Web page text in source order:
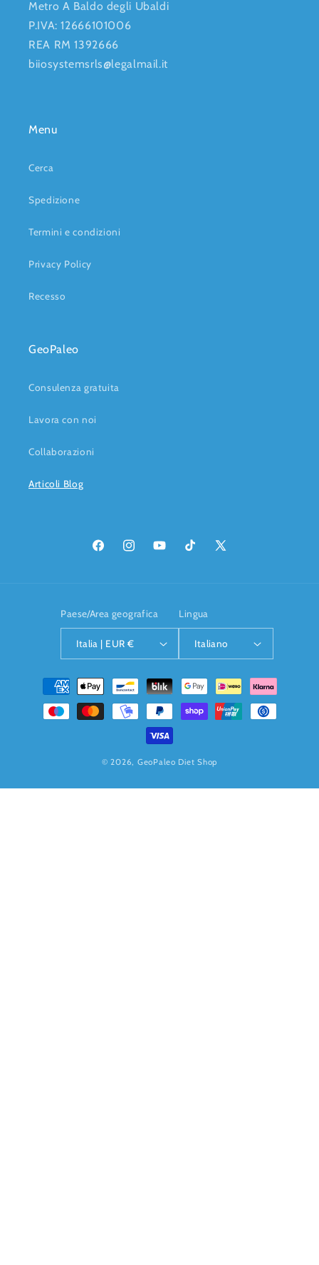
Metro A Baldo degli Ubaldi
P.IVA: 12666101006
REA RM 1392666
biiosystemsrls@legalmail.it
Menu
Cerca
Spedizione
Termini e condizioni
Privacy Policy
Recesso
GeoPaleo
Consulenza gratuita
Lavora con noi
Collaborazioni
Articoli Blog
FacebookInstagramYouTubeTikTok
X
Paese/Area geografica
Italia | EUR €
Lingua
Italiano
Metodi
pagamento
© 2026, GeoPaleo Diet Shop